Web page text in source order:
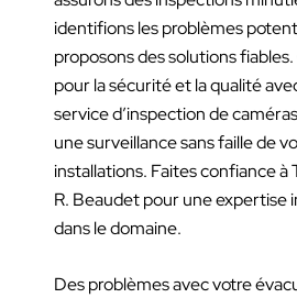
identifions les problèmes
proposons des solutions
pour la sécurité et la qualité
service d’inspection de
une surveillance sans faille de
installations. Faites confiance à
R. Beaudet pour une expertise
dans le domaine.
Des problèmes avec votre